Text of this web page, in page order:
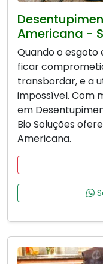
Americana -
Quando o
ficar
transbordar, e a
impossível. Com
em
Bio Soluções
Americana.